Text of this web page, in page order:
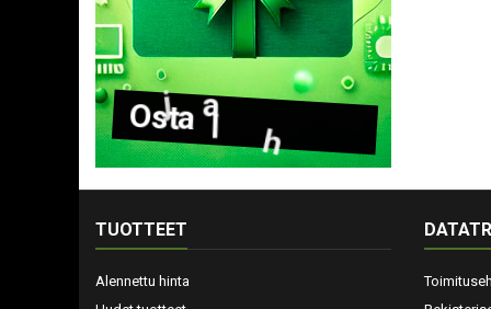
Osta la a
TUOTTEET
Alennettu hinta